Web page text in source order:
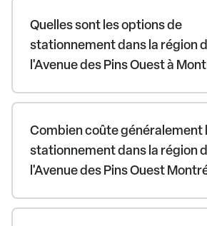
Quelles sont les options de
stationnement dans la région
l'Avenue des Pins Ouest à
Combien coûte généralement
stationnement dans la région
l'Avenue des Pins Ouest